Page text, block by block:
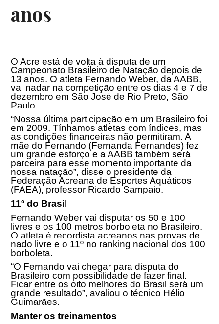
anos
O Acre está de volta à disputa de um
Campeonato Brasileiro de Natação depois de
13 anos. O atleta Fernando Weber, da AABB,
vai nadar na competição entre os dias 4 e 7 de
dezembro em São José de Rio Preto, São
Paulo.
“Nossa última participação em um Brasileiro foi
em 2009. Tínhamos atletas com índices, mas
as condições financeiras não permitiram. A
mãe do Fernando (Fernanda Fernandes) fez
um grande esforço e a AABB também será
parceira para esse momento importante da
nossa natação”, disse o presidente da
Federação Acreana de Esportes Aquáticos
(FAEA), professor Ricardo Sampaio.
11º do Brasil
Fernando Weber vai disputar os 50 e 100
livres e os 100 metros borboleta no Brasileiro.
O atleta é recordista acreanos nas provas de
nado livre e o 11º no ranking nacional dos 100
borboleta.
“O Fernando vai chegar para disputa do
Brasileiro com possibilidade de fazer final.
Ficar entre os oito melhores do Brasil será um
grande resultado”, avaliou o técnico Hélio
Guimarães.
Manter os treinamentos